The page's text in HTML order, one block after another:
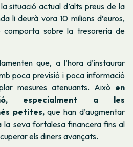
situació actual d’alts preus de la
li deurà vora 10 milions d’euros,
comporta sobre la tresoreria de
que, a l’hora d’instaurar
poca previsió i poca informació
mesures atenuants. Això en
especialment a les
petites,que han d’augmentar
la seva fortalesa financera fins al
els diners avançats.